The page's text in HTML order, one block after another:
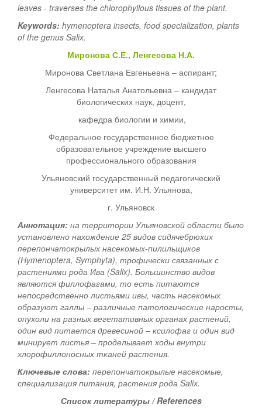
leaves - traverses the chlorophyllous tissues of the plant.
Keywords: hymenoptera insects, food specialization, plants
of the genus Salix.
Миронова С.Е., Ленгесова Н.А.
Миронова Светлана Евгеньевна – аспирант;
Ленгесова Наталья Анатольевна – кандидат
биологических наук, доцент,
кафедра биологии и химии,
Федеральное государственное бюджетное
образовательное учреждение высшего
профессионального образования
Ульяновский государственный педагогический
университет им. И.Н. Ульянова,
г. Ульяновск
Аннотация: на территории Ульяновской области было
установлено нахождение 25 видов сидячебрюхих
перепончатокрылых насекомых-пилильщиков
(Hymenoptera, Symphyta), трофически связанных с
растениями рода Ива (Salix). Большинство видов
являются филлофагами, то есть питаются
непосредственно листьями ивы, часть насекомых
образуют галлы – различные патологические наросты,
опухоли на разных вегетативных органах растений,
один вид питается древесиной – ксилофаг и один вид
минирует листья – проделывает ходы внутри
хлорофиллоносных тканей растения.
Ключевые слова: перепончатокрылые насекомые,
специализация питания, растения рода Salix.
Список литературы / References